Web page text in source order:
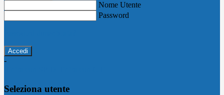
Nome Utente
Password
-
Seleziona utente